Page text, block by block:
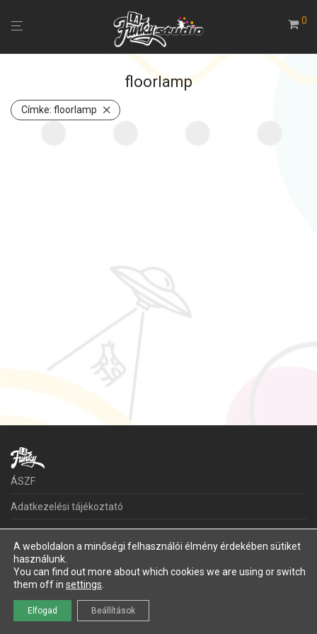
0
floorlamp
Címke: floorlamp
ÁSZF
Adatkezelési tájékoztató
Kapcsolat
© 2026LaFunky
A weboldalon a minőségi felhasználói élmény érdekében sütiket
használunk.
You can find out more about which cookies we are using or switch
them off in settings
Elfogad Beállítások